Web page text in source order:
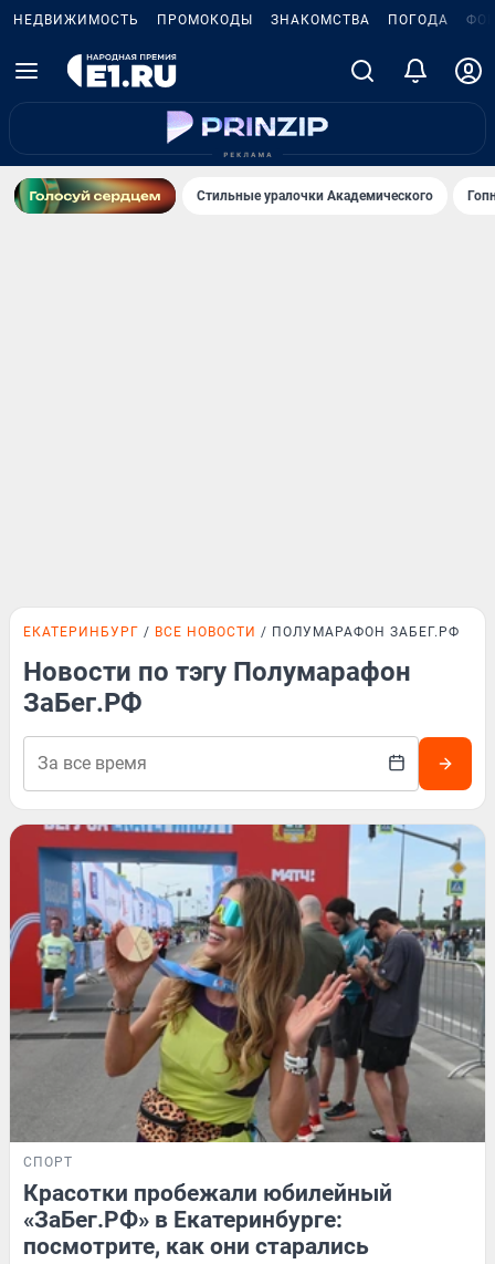
НЕДВИЖИМОСТЬ ПРОМОКОДЫ ЗНАКОМСТВА ПОГОДА
Стильные уралочки Академического
ЕКАТЕРИНБУРГ ВСЕ НОВОСТИ ПОЛУМАРАФОН ЗАБЕГ.РФ
Новости по тэгу Полумарафон
ЗаБег.РФ
СПОРТ
Красотки пробежали юбилейный
«ЗаБег.РФ» в Екатеринбурге:
посмотрите, как они старались